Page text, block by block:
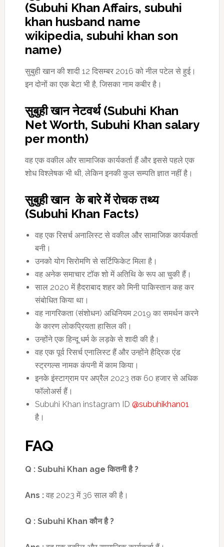
(Subuhi Khan Affairs, subuhi
khan husband name
wikipedia, subuhi khan son
name)
सुबुही खान की शादी 12 दिसम्बर 2016 को नील पटेल से हुई।
इन दोनों का एक बेटा भी है, जिसका नाम कबीर है।
सुबुही खान नेटवर्थ (Subuhi Khan
Net Worth, Subuhi Khan salary
per month)
वह एक वकील और सामाजिक कार्यकर्ता हैं और इससे पहले एक
शोध विश्लेषक भी थी, लेकिन इनकी कुल सम्पति ज्ञात नहीं है।
सुबुही खान के बारे में रोचक तथ्य
(Subuhi Khan Facts)
वह एक रिसर्च अनालिस्ट से वकील और सामाजिक कार्यकर्ता
बनी।
उनको योग सिरोमणि से सर्टिफिकेट मिला है।
वह अनेक समाचार टॉक शो में अतिथि के रूप आ चुकी हैं।
साल 2020 में हैदराबाद शहर को मिनी पाकिस्तान कह कर
संबोधित किया था।
वह नागरिकता (संशोधन) अधिनियम 2019 का समर्थन करने
के कारण लोकप्रियता हासिल की।
उन्होंने एक हिन्दू धर्म के लड़के से शादी की है।
वह एक पूर्व रिसर्च एनालिस्ट हैं और उन्होंने हैद्रिक एंड
स्ट्रगल्स नामक कंपनी में काम किया।
इनके इंस्टाग्राम पर अप्रैल 2023 तक 60 हजार से अधिक
फॉलोअर्स हैं।
Subuhi Khan instagram ID @subuhikhan01
है।
FAQ
Q : Subuhi Khan ageकितनी है ?
Ans :वह 2023 में 36 साल की है।
Q : Subuhi Khanकौन है ?